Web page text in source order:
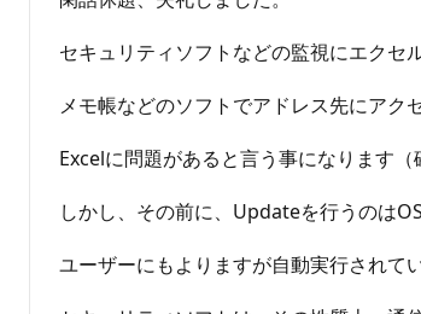
セキュリティソフトなどの監視にエクセ
メモ帳などのソフトでアドレス先にア
Excelに問題があると言う事になります（
しかし、その前に、Updateを行うのは
ユーザーにもよりますが自動実行されて